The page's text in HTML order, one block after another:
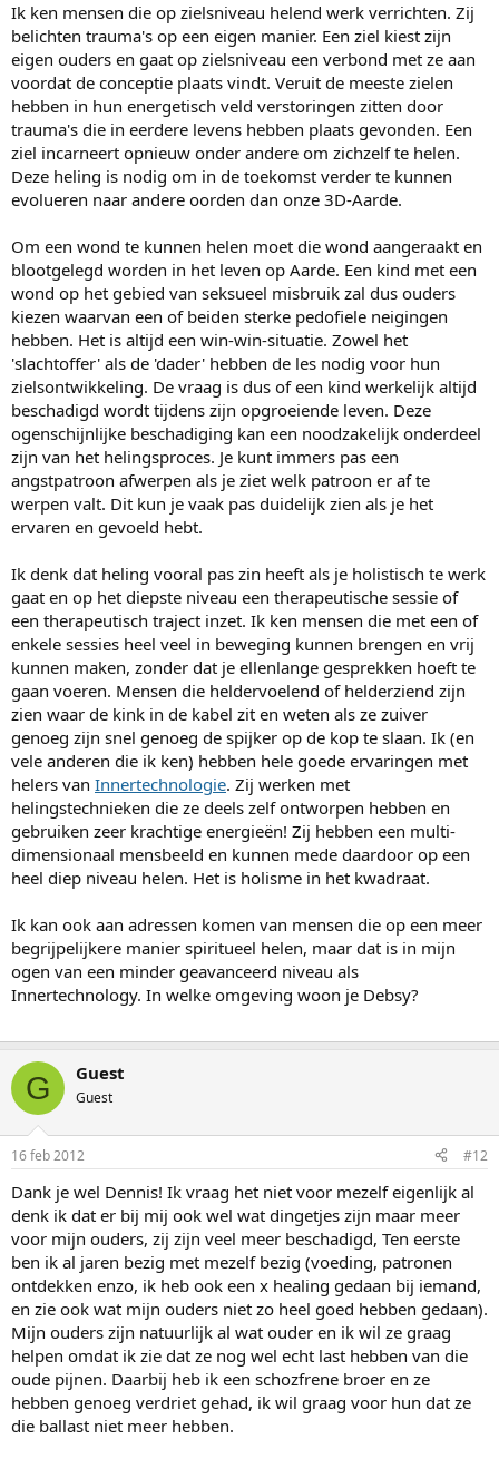
Ik ken mensen die op zielsniveau helend werk verrichten. Zij
belichten trauma's op een eigen manier. Een ziel kiest zijn
eigen ouders en gaat op zielsniveau een verbond met ze aan
voordat de conceptie plaats vindt. Veruit de meeste zielen
hebben in hun energetisch veld verstoringen zitten door
trauma's die in eerdere levens hebben plaats gevonden. Een
ziel incarneert opnieuw onder andere om zichzelf te helen.
Deze heling is nodig om in de toekomst verder te kunnen
evolueren naar andere oorden dan onze 3D-Aarde.
Om een wond te kunnen helen moet die wond aangeraakt en
blootgelegd worden in het leven op Aarde. Een kind met een
wond op het gebied van seksueel misbruik zal dus ouders
kiezen waarvan een of beiden sterke pedofiele neigingen
hebben. Het is altijd een win-win-situatie. Zowel het
'slachtoffer' als de 'dader' hebben de les nodig voor hun
zielsontwikkeling. De vraag is dus of een kind werkelijk altijd
beschadigd wordt tijdens zijn opgroeiende leven. Deze
ogenschijnlijke beschadiging kan een noodzakelijk onderdeel
zijn van het helingsproces. Je kunt immers pas een
angstpatroon afwerpen als je ziet welk patroon er af te
werpen valt. Dit kun je vaak pas duidelijk zien als je het
ervaren en gevoeld hebt.
Ik denk dat heling vooral pas zin heeft als je holistisch te werk
gaat en op het diepste niveau een therapeutische sessie of
een therapeutisch traject inzet. Ik ken mensen die met een of
enkele sessies heel veel in beweging kunnen brengen en vrij
kunnen maken, zonder dat je ellenlange gesprekken hoeft te
gaan voeren. Mensen die heldervoelend of helderziend zijn
zien waar de kink in de kabel zit en weten als ze zuiver
genoeg zijn snel genoeg de spijker op de kop te slaan. Ik (en
vele anderen die ik ken) hebben hele goede ervaringen met
helers van Innertechnologie. Zij werken met
helingstechnieken die ze deels zelf ontworpen hebben en
gebruiken zeer krachtige energieën! Zij hebben een multi-
dimensionaal mensbeeld en kunnen mede daardoor op een
heel diep niveau helen. Het is holisme in het kwadraat.
Ik kan ook aan adressen komen van mensen die op een meer
begrijpelijkere manier spiritueel helen, maar dat is in mijn
ogen van een minder geavanceerd niveau als
Innertechnology. In welke omgeving woon je Debsy?
G Guest
Guest
16 feb 2012 #12
Dank je wel Dennis! Ik vraag het niet voor mezelf eigenlijk al
denk ik dat er bij mij ook wel wat dingetjes zijn maar meer
voor mijn ouders, zij zijn veel meer beschadigd, Ten eerste
ben ik al jaren bezig met mezelf bezig (voeding, patronen
ontdekken enzo, ik heb ook een x healing gedaan bij iemand,
en zie ook wat mijn ouders niet zo heel goed hebben gedaan).
Mijn ouders zijn natuurlijk al wat ouder en ik wil ze graag
helpen omdat ik zie dat ze nog wel echt last hebben van die
oude pijnen. Daarbij heb ik een schozfrene broer en ze
hebben genoeg verdriet gehad, ik wil graag voor hun dat ze
die ballast niet meer hebben.